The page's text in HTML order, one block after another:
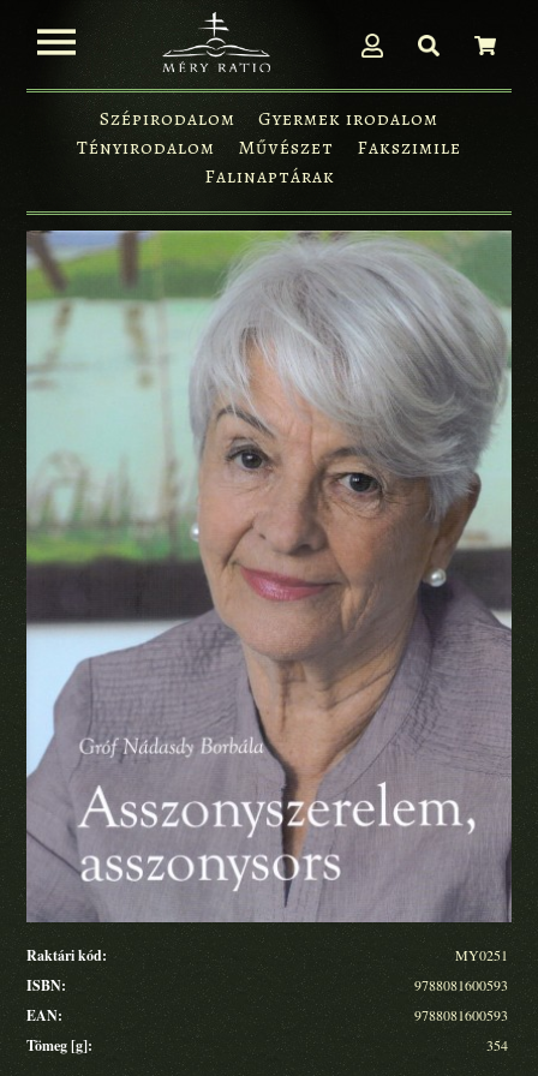
Szépirodalom
Gyermek irodalom
Tényirodalom
Művészet
Fakszimile
Falinaptárak
Raktári kód: MY0251
ISBN: 9788081600593
EAN: 9788081600593
Tömeg [g]: 354